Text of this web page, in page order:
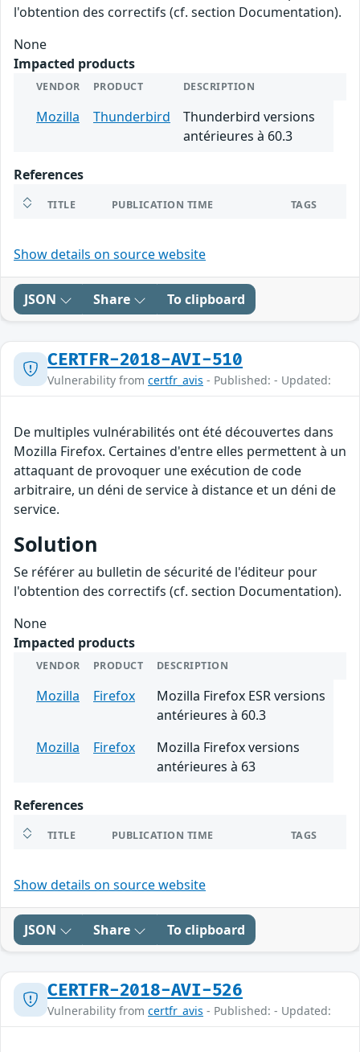
l'obtention des correctifs (cf. section Documentation).
None
Impacted products
VENDOR PRODUCT DESCRIPTION
Mozilla Thunderbird
Thunderbird versions
antérieures à 60.3
References
TITLE PUBLICATION TIME TAGS
Show details on source website
JSON Share To clipboard
CERTFR-2018-AVI-510
Vulnerability from certfr_avis - Published: - Updated:
De multiples vulnérabilités ont été découvertes dans
Mozilla Firefox. Certaines d'entre elles permettent à un
attaquant de provoquer une exécution de code
arbitraire, un déni de service à distance et un déni de
service.
Solution
Se référer au bulletin de sécurité de l'éditeur pour
l'obtention des correctifs (cf. section Documentation).
None
Impacted products
VENDOR PRODUCT DESCRIPTION
Mozilla Firefox
Mozilla Firefox ESR versions
antérieures à 60.3
Mozilla
Firefox
Mozilla Firefox versions
antérieures à 63
References
TITLE PUBLICATION TIME TAGS
Show details on source website
JSON Share To clipboard
CERTFR-2018-AVI-526
Vulnerability from certfr_avis - Published: - Updated: